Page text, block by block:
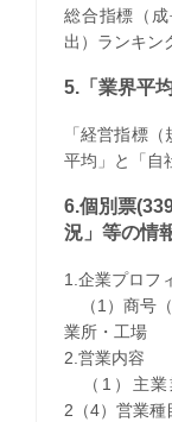
総合指標（
出）ランキン
5.「業界平
「経営指標
平均」と「自
6.個別票
況」等の情
1.企業プロフ
（1）商号
業所・工場
2.営業内容
（1）主業
2（4）営業種